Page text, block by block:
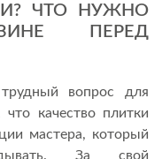
ЧТО НУЖНО
ПЕРЕД
вопрос для
качество плитки
мастера, который
За свой